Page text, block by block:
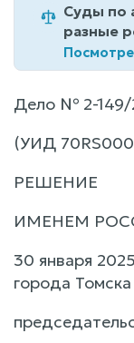
Суды по
разные
Дело № 2-149/
(УИД
РЕШЕНИЕ
ИМЕНЕМ
30 января
города